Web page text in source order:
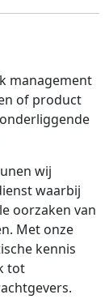
management
of product
wij
waarbij
oorzaken van
Met onze
kennis
tot